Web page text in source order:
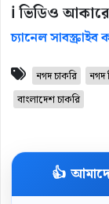
ℹ️ ভিডিও
চ্যানেল
নগদ চাকরি নগদ
বাংলাদেশ চাকরি
👍